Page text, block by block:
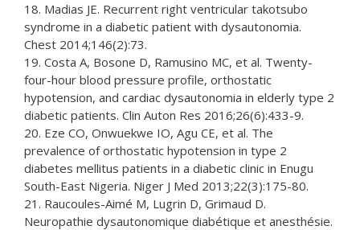
18. Madias JE. Recurrent right ventricular takotsubo
syndrome in a diabetic patient with dysautonomia.
Chest 2014;146(2):73.
19. Costa A, Bosone D, Ramusino MC, et al. Twenty-
four-hour blood pressure profile, orthostatic
hypotension, and cardiac dysautonomia in elderly type 2
diabetic patients. Clin Auton Res 2016;26(6):433-9.
20. Eze CO, Onwuekwe IO, Agu CE, et al. The
prevalence of orthostatic hypotension in type 2
diabetes mellitus patients in a diabetic clinic in Enugu
South-East Nigeria. Niger J Med 2013;22(3):175-80.
21. Raucoules-Aimé M, Lugrin D, Grimaud D.
Neuropathie dysautonomique diabétique et anesthésie.